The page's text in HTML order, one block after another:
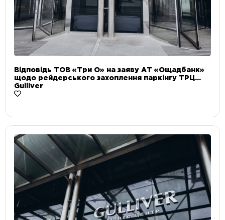
Відповідь ТОВ «Три О» на заяву АТ «Ощадбанк»
щодо рейдерського захоплення паркінгу ТРЦ
Gulliver